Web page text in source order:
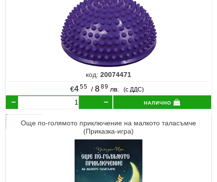
код: 20074471
€4 55 /8 89 лв. (с ДДС)
налично
Още по-голямото приключение на малкото таласъмче
(Приказка-игра)